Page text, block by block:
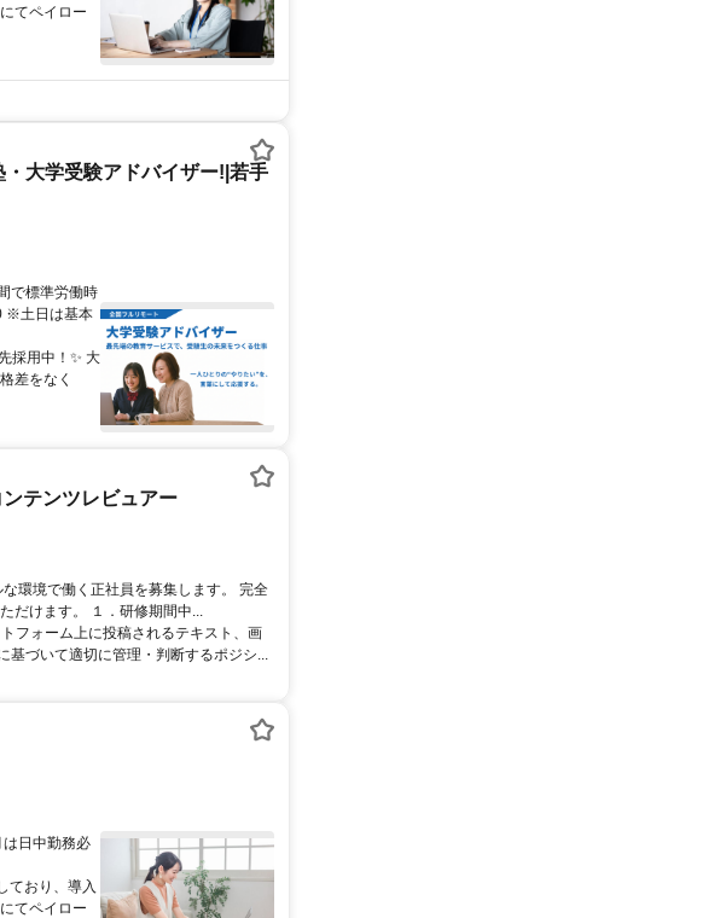
てペイロー
・大学受験アドバイザー!|若手
で標準労働時
※土日は基本
採用中！✨️ 大
差をなく
テンツレビュアー
環境で働く正社員を募集します。 完全
だけます。 １．研修期間中...
フォーム上に投稿されるテキスト、画
基づいて適切に管理・判断するポジシ...
日中勤務必
ており、導入
てペイロー